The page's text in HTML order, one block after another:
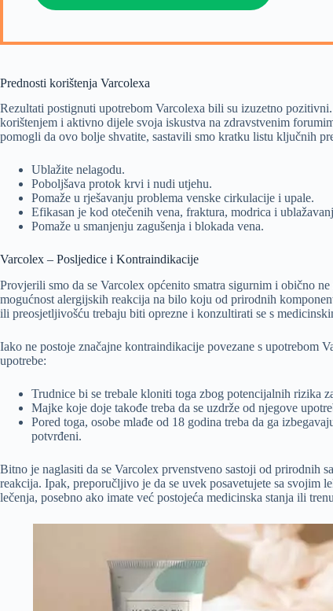
Prednosti korištenja Varcolexa
Rezultati postignuti upotrebom Varcolexa bili su izuzetno
korištenjem i aktivno dijele svoja iskustva na zdravstvenim
pomogli da ovo bolje shvatite, sastavili smo kratku listu ključnih
Ublažite nelagodu.
Poboljšava protok krvi i nudi utjehu.
Pomaže u rješavanju problema venske cirkulacije i upale.
Efikasan je kod otečenih vena, fraktura, modrica i
Pomaže u smanjenju zagušenja i blokada vena.
Varcolex – Posljedice i Kontraindikacije
Provjerili smo da se Varcolex općenito smatra sigurnim i obično
mogućnost alergijskih reakcija na bilo koju od prirodnih
ili preosjetljivošću trebaju biti oprezne i konzultirati se s
Iako ne postoje značajne kontraindikacije povezane s upotrebom
upotrebe:
Trudnice bi se trebale kloniti toga zbog potencijalnih rizika
Majke koje doje takođe treba da se uzdrže od njegove
Pored toga, osobe mlađe od 18 godina treba da ga
potvrđeni.
Bitno je naglasiti da se Varcolex prvenstveno sastoji od prirodnih
reakcija. Ipak, preporučljivo je da se uvek posavetujete sa svojim
lečenja, posebno ako imate već postojeća medicinska stanja ili